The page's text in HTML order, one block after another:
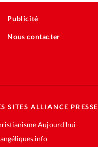
Publicité
Nous contacter
SITES ALLIANCE PRESSE
Aujourd'hui